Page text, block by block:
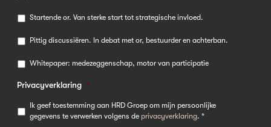
Startende or. Van sterke start tot strategische invloed.
Pittig discussiëren. In debat met or, bestuurder en achterban.
Whitepaper: medezeggenschap, motor van participatie
Privacyverklaring *
Ik geef toestemming aan HRD Groep om mijn persoonlijke
gegevens te verwerken volgens de privacyverklaring. *